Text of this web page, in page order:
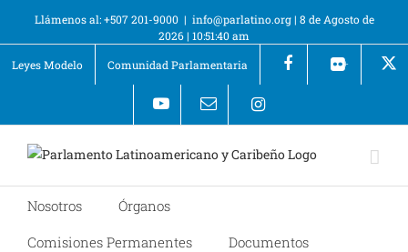
Llámenos al: +507 201-9000 | info@parlatino.org| 8 de Agosto de
2026| 10:51:40 am
Leyes Modelo
Comunidad Parlamentaria +
Nosotros
Órganos
Comisiones Permanentes
Documentos